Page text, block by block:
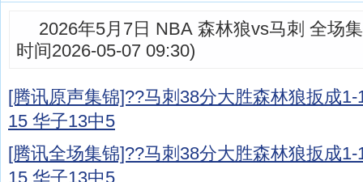
2026年5月7日 NBA 森林狼vs马刺 全场
时间2026-05-07 09:30)
[腾讯原声集锦]??马刺38分大胜森林狼扳成
15 华子13中5
[腾讯全场集锦]??马刺38分大胜森林狼扳成
15 华子13中5